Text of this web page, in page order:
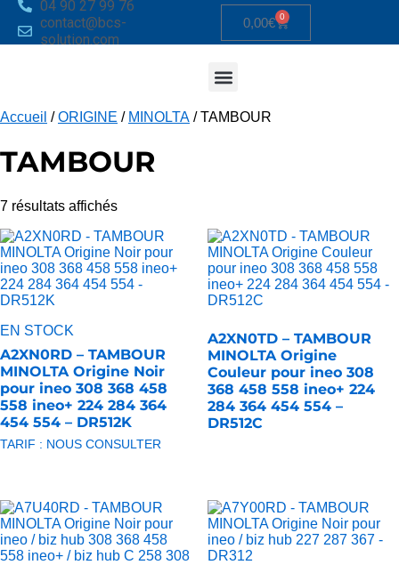
04 90 27 99 76
contact@bcs-
solution.com
0,00€ 0
Accueil /ORIGINE / MINOLTA / TAMBOUR
TAMBOUR
7 résultats affichés
EN STOCK
A2XN0RD – TAMBOUR
MINOLTA Origine Noir
pour ineo 308 368 458
558 ineo+ 224 284 364
454 554 – DR512K
TARIF : NOUS CONSULTER
A2XN0TD – TAMBOUR
MINOLTA Origine
Couleur pour ineo 308
368 458 558 ineo+ 224
284 364 454 554 –
DR512C